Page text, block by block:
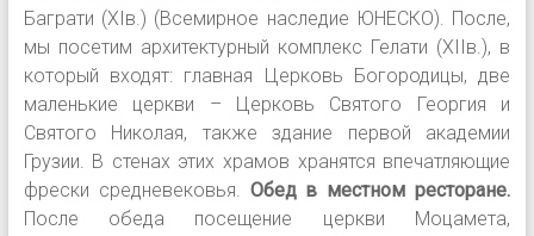
Баграти (XIв.) (Всемирное наследие ЮНЕСКО). После,
мы посетим архитектурный комплекс Гелати (XIIв.), в
который входят: главная Церковь Богородицы, две
маленькие церкви – Церковь Святого Георгия и
Святого Николая, также здание первой академии
Грузии. В стенах этих храмов хранятся впечатляющие
фрески средневековья. Обед в местном ресторане.
После обеда посещение церкви Моцамета,